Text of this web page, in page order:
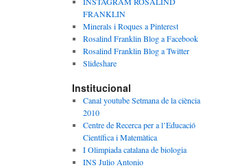
FRANKLIN
Minerals i Roques a Pinterest
Rosalind Franklin Blog a Facebook
Rosalind Franklin Blog a Twitter
Slideshare
Institucional
Canal youtube Setmana de la ciència
2010
Centre de Recerca per a l’Educació
Científica i Matemàtica
I Olimpiada catalana de biologia
INS Julio Antonio